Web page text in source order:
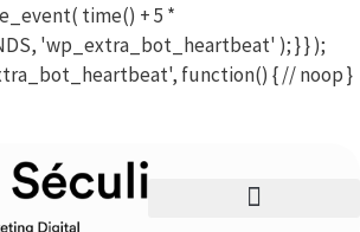
time() + 5 *
'wp_extra_bot_heartbeat' ); } } );
function() { // noop }